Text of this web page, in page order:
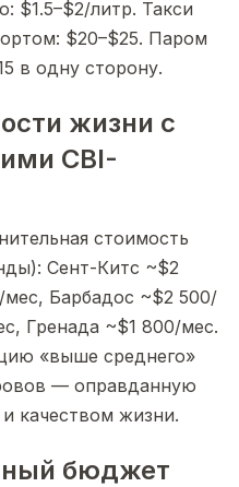
$1.5–$2/литр. Такси
$20–$25. Паром
в одну сторону.
жизни с
CBI-
стоимость
Сент-Китс ~$2
Барбадос ~$2 500/
Гренада ~$1 800/мес.
«выше среднего»
— оправданную
качеством жизни.
бюджет